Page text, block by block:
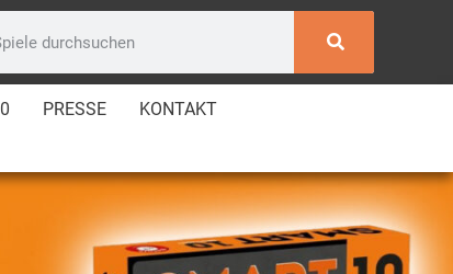
PRESSE KONTAKT